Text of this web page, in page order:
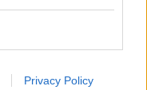
Privacy Policy